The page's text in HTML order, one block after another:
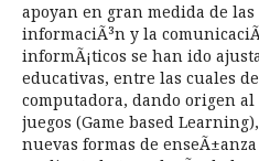
apoyan en gran medida de las
informaciÃ³n y la
informÃ¡ticos se han ido
educativas, entre las cuales
computadora, dando origen
juegos (Game based
nuevas formas de